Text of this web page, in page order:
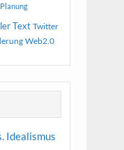
Planung
Text Twitter
Web2.0
Idealismus